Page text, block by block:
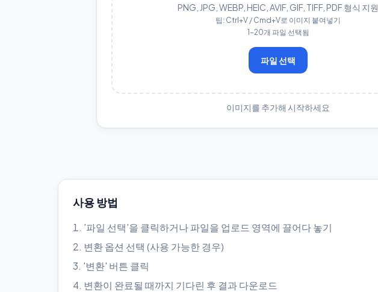
PNG, JPG, WEBP, HEIC, AVIF, GIF, TIFF, PDF 형식 지원
팁: Ctrl+V / Cmd+V로 이미지 붙여넣기
1–20개 파일 선택됨
파일 선택
이미지를 추가해 시작하세요
사용 방법
'파일 선택'을 클릭하거나 파일을 업로드 영역에 끌어다 놓기
변환 옵션 선택 (사용 가능한 경우)
'변환' 버튼 클릭
변환이 완료될 때까지 기다린 후 결과 다운로드